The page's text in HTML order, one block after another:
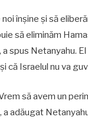
înșine și să
să eliminăm
spus Netanyahu.
că Israelul nu va
să avem un
a adăugat